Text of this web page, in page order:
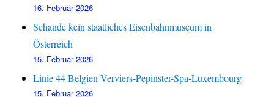
16. Februar 2026
Schande kein staatliches Eisenbahnmuseum in
Österreich
15. Februar 2026
Linie 44 Belgien Verviers-Pepinster-Spa-Luxembourg
15. Februar 2026